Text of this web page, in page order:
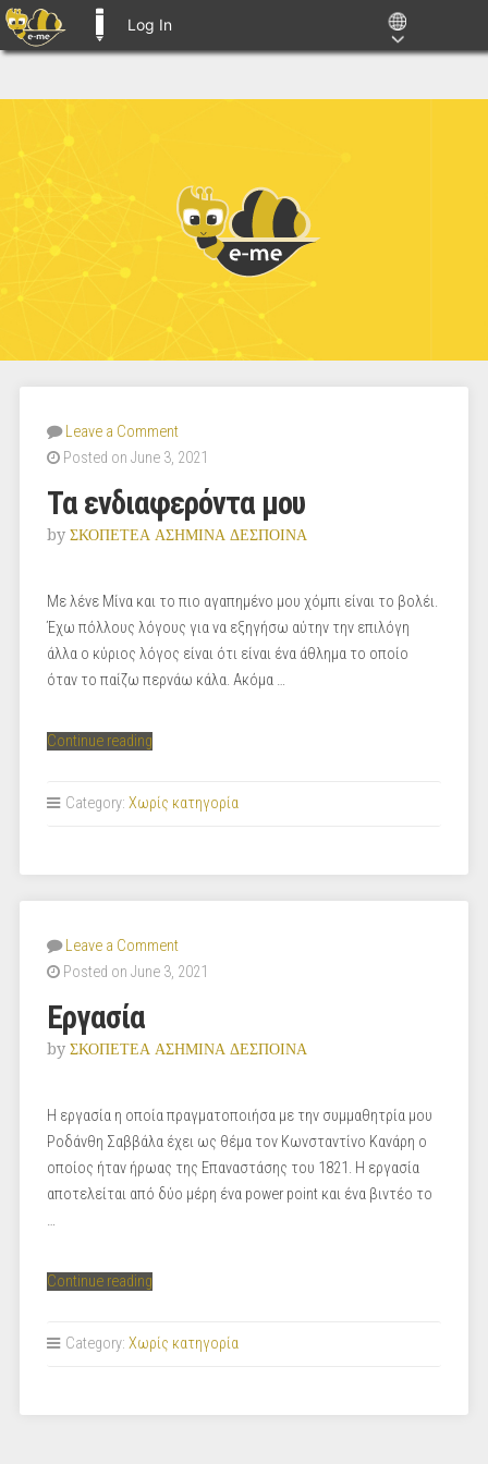
Log In
Leave a Comment
Posted on June 3, 2021
Τα ενδιαφερόντα μου
by ΣΚΟΠΕΤΕΑ ΑΣΗΜΙΝΑ ΔΕΣΠΟΙΝΑ
Με λένε Μίνα και το πιο αγαπημένο μου χόμπι είναι το βολέι.
Έχω πόλλους λόγους για να εξηγήσω αύτην την επιλόγη
άλλα ο κύριος λόγος είναι ότι είναι ένα άθλημα το οποίο
όταν το παίζω περνάω κάλα. Ακόμα …
Continue reading“Τα
μου”
Category: Χωρίς κατηγορία
Leave a Comment
Posted on June 3, 2021
Εργασία
by ΣΚΟΠΕΤΕΑ ΑΣΗΜΙΝΑ ΔΕΣΠΟΙΝΑ
Η εργασία η οποία πραγματοποιήσα με την συμμαθητρία μου
Ροδάνθη Σαββάλα έχει ως θέμα τον Κωνσταντίνο Κανάρη ο
οποίος ήταν ήρωας της Επαναστάσης του 1821. Η εργασία
αποτελείται από δύο μέρη ένα power point και ένα βιντέο το
…
Continue reading“Εργασία”
Category: Χωρίς κατηγορία